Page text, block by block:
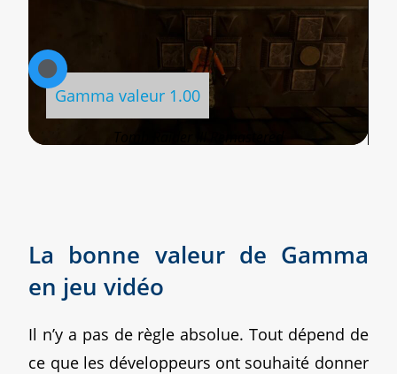
Gamma valeur 1.35
Gamma valeur 1.00
Tomb Raider III Remastered
La bonne valeur de Gamma
en jeu vidéo
Il n’y a pas de règle absolue. Tout dépend de
ce que les développeurs ont souhaité donner